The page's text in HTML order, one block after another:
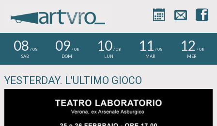



08 / 08
SAB
09 / 08
DOM
10/ 08
LUN
11 / 08
MAR
12 / 08
MER
YESTERDAY. L'ULTIMO GIOCO